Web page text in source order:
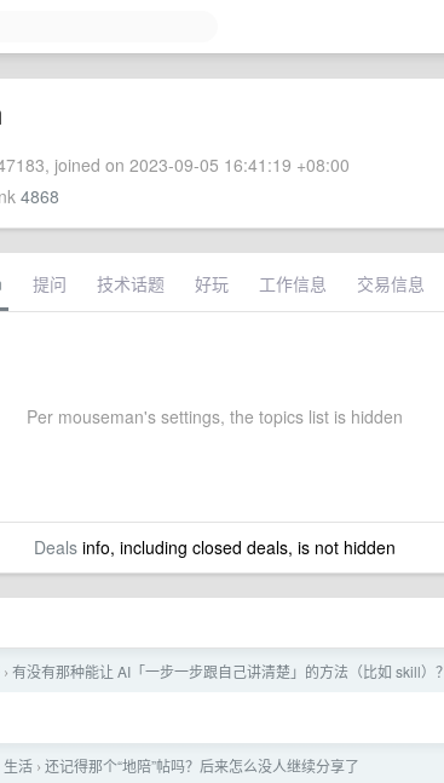
joined on 2023-09-05 16:41:19 +08:00
4868
提问 技术话题 好玩 工作信息 交易信息
Per mouseman's settings, the topics list is hidden
Dealsinfo, including closed deals, is not hidden
› 有没有那种能让 AI「一步一步跟自己讲清楚」的方法（比如 skill）？
生活 › 还记得那个“地陪”帖吗？后来怎么没人继续分享了